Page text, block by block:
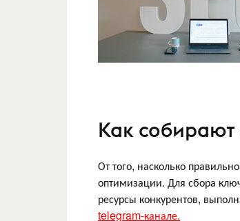
Как
От того, насколько
оптимизации. Для сбора
ресурсы конкурентов,
telegram-канале.